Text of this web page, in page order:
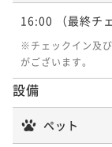
16:00 （最終チ
※チェックイン及
がございます。
設備
ペット